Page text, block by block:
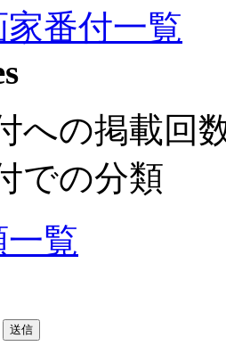
番付一覧
への掲載回
での分類
覧